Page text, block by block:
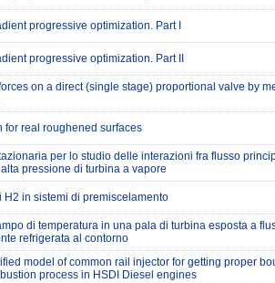
progressive optimization. Part I
progressive optimization. Part II
on a direct (single stage) proportional valve by
for real roughened surfaces
per lo studio delle interazioni fra flusso
pressione di turbina a vapore
in sistemi di premiscelamento
di temperatura in una pala di turbina esposta a
refrigerata al contorno
model of common rail injector for getting proper
process in HSDI Diesel engines